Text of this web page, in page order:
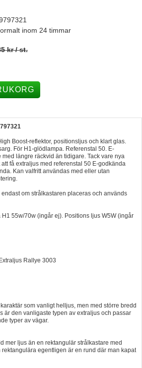
inom 24 timmar
kr/ st.
Boost-reflektor, positionsljus och klart glas.
För H1-glödlampa. Referenstal 50. E-
längre räckvid än tidigare. Tack vare nya
få extraljus med referenstal 50 E-godkända
Kan valfritt användas med eller utan
om strålkastaren placeras och används
55w/70w (ingår ej). Positions ljus W5W (ingår
som vanligt helljus, men med större bredd
är den vanligaste typen av extraljus och passar
typer av vägar.
mer ljus än en rektangulär strålkastare med
egentligen är en rund där man kapat